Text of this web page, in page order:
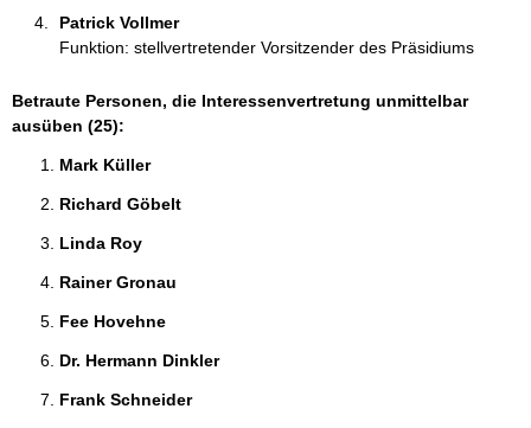
Patrick Vollmer
Funktion: stellvertretender Vorsitzender des Präsidiums
Betraute Personen, die Interessenvertretung unmittelbar
ausüben (25):
Mark Küller
Richard Göbelt
Linda Roy
Rainer Gronau
Fee Hovehne
Dr. Hermann Dinkler
Frank Schneider